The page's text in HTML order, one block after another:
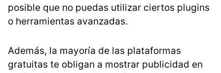
posible que no puedas utilizar ciertos plugins
o herramientas avanzadas.
Además, la mayoría de las plataformas
gratuitas te obligan a mostrar publicidad en